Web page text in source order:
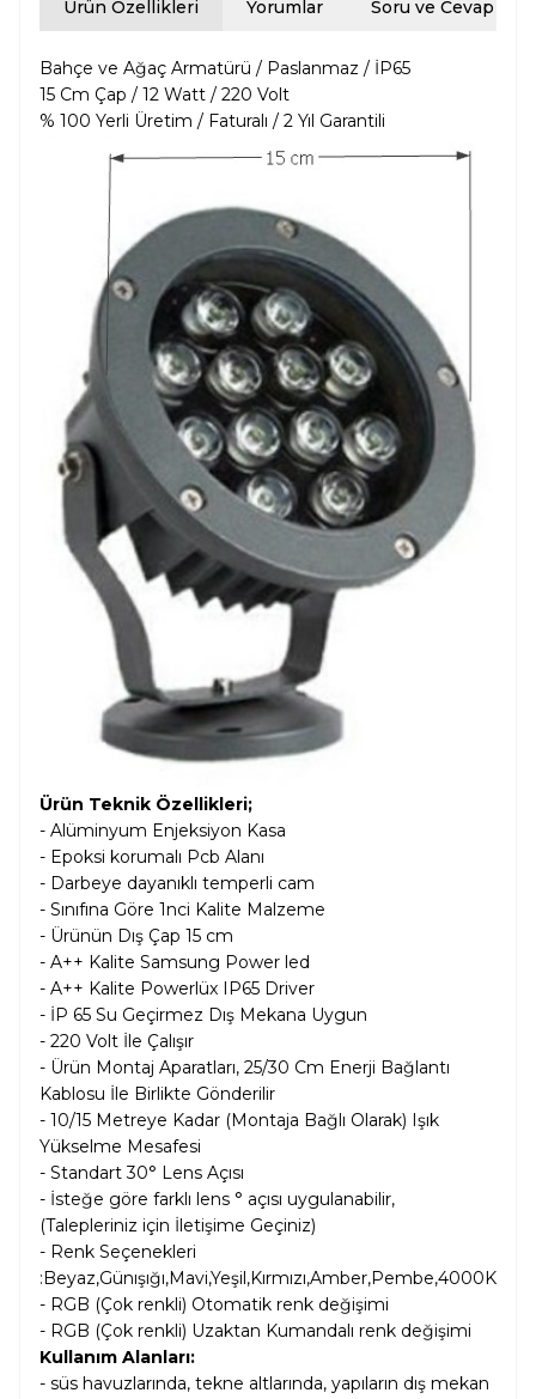
Ürün Özellikleri Yorumlar Soru ve Cevap
Bahçe ve Ağaç Armatürü / Paslanmaz / İP65
15 Cm Çap / 12 Watt / 220 Volt
% 100 Yerli Üretim / Faturalı / 2 Yıl Garantili
Ürün Teknik Özellikleri;
- Alüminyum Enjeksiyon Kasa
- Epoksi korumalı Pcb Alanı
- Darbeye dayanıklı temperli cam
- Sınıfına Göre 1nci Kalite Malzeme
- Ürünün Dış Çap 15 cm
- A++ Kalite Samsung Power led
- A++ Kalite Powerlüx IP65 Driver
- İP 65 Su Geçirmez Dış Mekana Uygun
- 220 Volt İle Çalışır
- Ürün Montaj Aparatları, 25/30 Cm Enerji Bağlantı
Kablosu İle Birlikte Gönderilir
- 10/15 Metreye Kadar (Montaja Bağlı Olarak) Işık
Yükselme Mesafesi
- Standart 30° Lens Açısı
- İsteğe göre farklı lens ° açısı uygulanabilir,
(Talepleriniz için İletişime Geçiniz)
- Renk Seçenekleri
:Beyaz,Günışığı,Mavi,Yeşil,Kırmızı,Amber,Pembe,4000K
- RGB (Çok renkli) Otomatik renk değişimi
- RGB (Çok renkli) Uzaktan Kumandalı renk değişimi
Kullanım Alanları:
- süs havuzlarında, tekne altlarında, yapıların dış mekan